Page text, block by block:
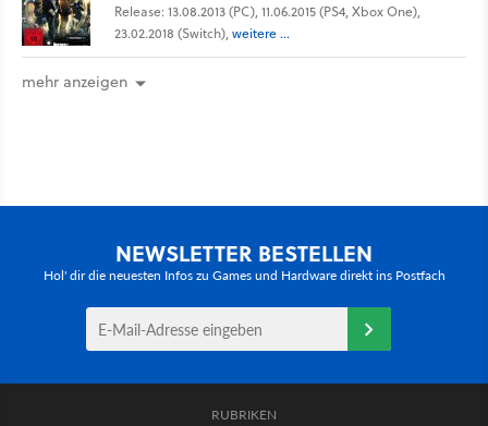
Release: 13.08.2013 (PC), 11.06.2015 (PS4, Xbox One),
23.02.2018 (Switch), weitere ...
mehr anzeigen
NEWSLETTER BESTELLEN
Hol' dir die neuesten Infos zu Games und Hardware direkt ins Postfach
RUBRIKEN